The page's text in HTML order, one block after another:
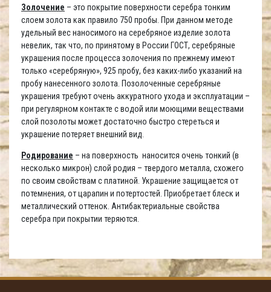
Золочение – это покрытие поверхности серебра тонким
слоем золота как правило 750 пробы. При данном методе
удельный вес наносимого на серебряное изделие золота
невелик, так что, по принятому в России ГОСТ, серебряные
украшения после процесса золочения по прежнему имеют
только «серебряную», 925 пробу, без каких-либо указаний на
пробу нанесенного золота. Позолоченные серебряные
украшения требуют очень аккуратного ухода и эксплуатации –
при регулярном контакте с водой или моющими веществами
слой позолоты может достаточно быстро стереться и
украшение потеряет внешний вид.
Родирование – на поверхность наносится очень тонкий (в
несколько микрон) слой родия – твердого металла, схожего
по своим свойствам с платиной. Украшение защищается от
потемнения, от царапин и потертостей. Приобретает блеск и
металлический оттенок. Антибактериальные свойства
серебра при покрытии теряются.